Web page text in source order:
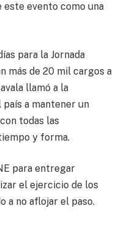
este evento como una
para la Jornada
más de 20 mil cargos a
llamó a la
a mantener un
todas las
y forma.
para entregar
el ejercicio de los
a no aflojar el paso.